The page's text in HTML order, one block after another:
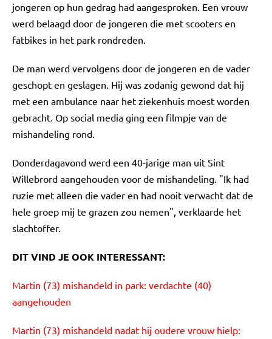
jongeren op hun gedrag had aangesproken. Een vrouw
werd belaagd door de jongeren die met scooters en
fatbikes in het park rondreden.
De man werd vervolgens door de jongeren en de vader
geschopt en geslagen. Hij was zodanig gewond dat hij
met een ambulance naar het ziekenhuis moest worden
gebracht. Op social media ging een filmpje van de
mishandeling rond.
Donderdagavond werd een 40-jarige man uit Sint
Willebrord aangehouden voor de mishandeling. "Ik had
ruzie met alleen die vader en had nooit verwacht dat de
hele groep mij te grazen zou nemen", verklaarde het
slachtoffer.
DIT VIND JE OOK INTERESSANT:
Martin (73) mishandeld in park: verdachte (40)
aangehouden
Martin (73) mishandeld nadat hij oudere vrouw hielp: